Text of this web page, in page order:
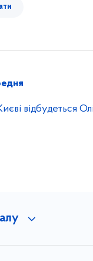
відбудеться